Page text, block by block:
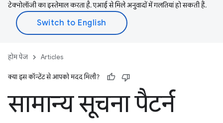
टेक्नोलॉजी का इस्तेमाल करता है. एआई से मिले अनुवादों में गलतियां हो सकती हैं.
होम पेज Articles
क्या इस कॉन्टेंट से आपको मदद मिली?
सामान्य सूचना पैटर्न